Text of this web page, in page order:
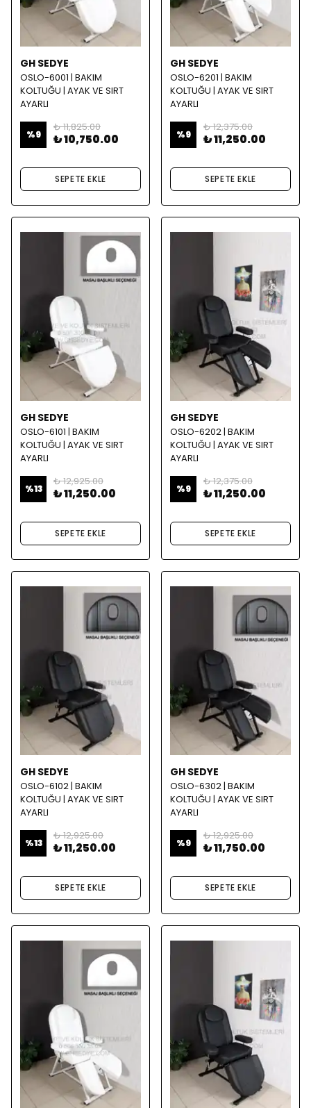
GH SEDYE
OSLO-6001 | BAKIM
KOLTUĞU | AYAK VE SIRT
AYARLI
%9
₺ 11,825.00
₺ 10,750.00
SEPETE EKLE
GH SEDYE
OSLO-6201 | BAKIM
KOLTUĞU | AYAK VE SIRT
AYARLI
%9
₺ 12,375.00
₺ 11,250.00
SEPETE EKLE
GH SEDYE
OSLO-6101 | BAKIM
KOLTUĞU | AYAK VE SIRT
AYARLI
%13
₺ 12,925.00
₺ 11,250.00
SEPETE EKLE
GH SEDYE
OSLO-6202 | BAKIM
KOLTUĞU | AYAK VE SIRT
AYARLI
%9
₺ 12,375.00
₺ 11,250.00
SEPETE EKLE
GH SEDYE
OSLO-6102 | BAKIM
KOLTUĞU | AYAK VE SIRT
AYARLI
%13
₺ 12,925.00
₺ 11,250.00
SEPETE EKLE
GH SEDYE
OSLO-6302 | BAKIM
KOLTUĞU | AYAK VE SIRT
AYARLI
%9
₺ 12,925.00
₺ 11,750.00
SEPETE EKLE